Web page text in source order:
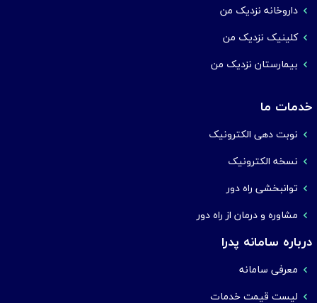
داروخانه نزدیک من
کلینیک نزدیک من
بیمارستان نزدیک من
خدمات ما
نوبت دهی الکترونیک
نسخه الکترونیک
توانبخشی راه دور
مشاوره و درمان از راه دور
درباره سامانه پدرا
معرفی سامانه
لیست قیمت خدمات